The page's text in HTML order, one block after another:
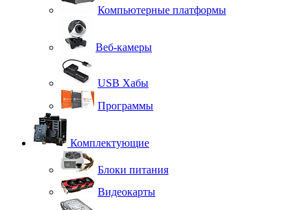
Компьютерные платформы
Веб-камеры
USB Хабы
Программы
Комплектующие
Блоки питания
Видеокарты